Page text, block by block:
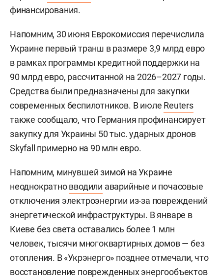
финансирования.
Напомним, 30 июня Еврокомиссия перечислила
Украине первый транш в размере 3,9 млрд евро
в рамках программы кредитной поддержки на
90 млрд евро, рассчитанной на 2026–2027 годы.
Средства были предназначены для закупки
современных беспилотников. В июле Reuters
также сообщало, что Германия профинансирует
закупку для Украины 50 тыс. ударных дронов
Skyfall примерно на 90 млн евро.
Напомним, минувшей зимой на Украине
неоднократновводили аварийные и почасовые
отключения электроэнергии из-за повреждений
энергетической инфраструктуры. В январе в
Киеве без света оставались более 1 млн
человек, тысячи многоквартирных домов — без
отопления. В «Укрэнерго» позднее отмечали, что
восстановление поврежденных энергообъектов